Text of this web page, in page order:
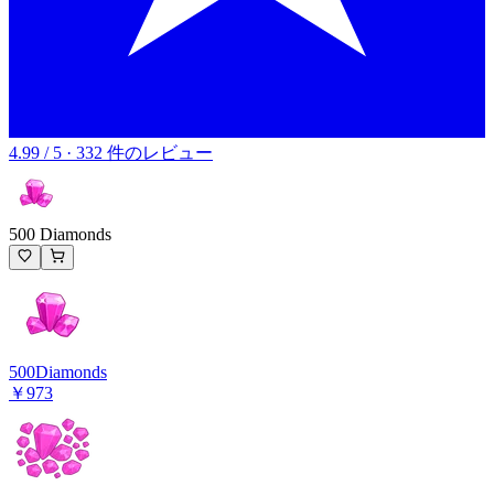
4.99 / 5 · 332 件のレビュー
500 Diamonds
500Diamonds
￥973